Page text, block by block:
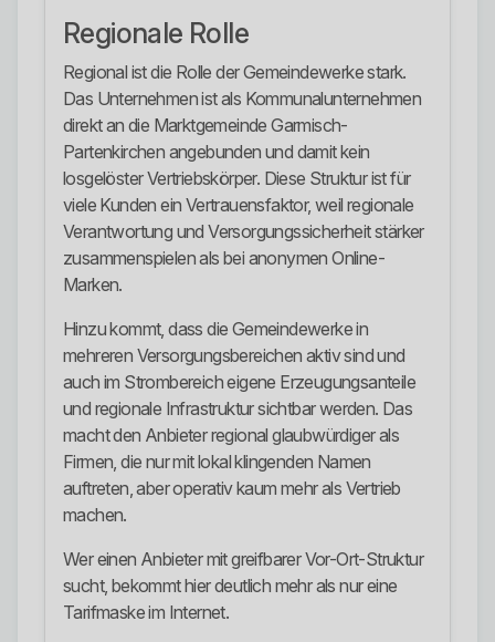
Regionale Rolle
Regional ist die Rolle der Gemeindewerke stark.
Das Unternehmen ist als Kommunalunternehmen
direkt an die Marktgemeinde Garmisch-
Partenkirchen angebunden und damit kein
losgelöster Vertriebskörper. Diese Struktur ist für
viele Kunden ein Vertrauensfaktor, weil regionale
Verantwortung und Versorgungssicherheit stärker
zusammenspielen als bei anonymen Online-
Marken.
Hinzu kommt, dass die Gemeindewerke in
mehreren Versorgungsbereichen aktiv sind und
auch im Strombereich eigene Erzeugungsanteile
und regionale Infrastruktur sichtbar werden. Das
macht den Anbieter regional glaubwürdiger als
Firmen, die nur mit lokal klingenden Namen
auftreten, aber operativ kaum mehr als Vertrieb
machen.
Wer einen Anbieter mit greifbarer Vor-Ort-Struktur
sucht, bekommt hier deutlich mehr als nur eine
Tarifmaske im Internet.